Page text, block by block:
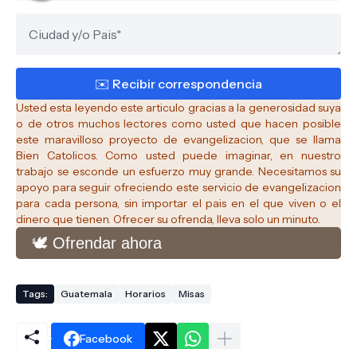
Usted esta leyendo este articulo gracias a la generosidad suya
o de otros muchos lectores como usted que hacen posible
este maravilloso proyecto de evangelizacion, que se llama
Bien Catolicos.Como usted puede imaginar, en nuestro
trabajo se esconde un esfuerzo muy grande. Necesitamos su
apoyo para seguir ofreciendo este servicio de evangelizacion
para cada persona, sin importar el pais en el que viven o el
dinero que tienen. Ofrecer su ofrenda, lleva solo un minuto.
🕊️ Ofrendar ahora
Tags: Guatemala Horarios Misas
Facebook